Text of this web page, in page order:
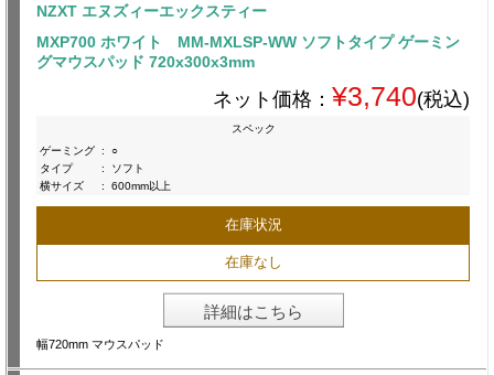
NZXT エヌズィーエックスティー
MXP700 ホワイト MM-MXLSP-WW ソフトタイプ ゲーミン
グマウスパッド 720x300x3mm
ネット価格： ¥3,740(税込)
スペック
ゲーミング :
○
タイプ
:
ソフト
横サイズ
: 600mm以上
在庫状況
在庫なし
詳細はこちら
幅720mm マウスパッド